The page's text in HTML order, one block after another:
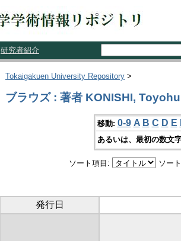
研究者紹介
Tokaigakuen University Repository >
ブラウズ : 著者 KONISHI,
移動: 0-9 A B C D E
あるいは、最初の数文
ソート項目: ソー
発行日